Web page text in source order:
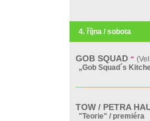
4. října / sobota
GOB SQUAD »
„Gob Squad´s
TOW / PETRA
"Teorie" / premiéra